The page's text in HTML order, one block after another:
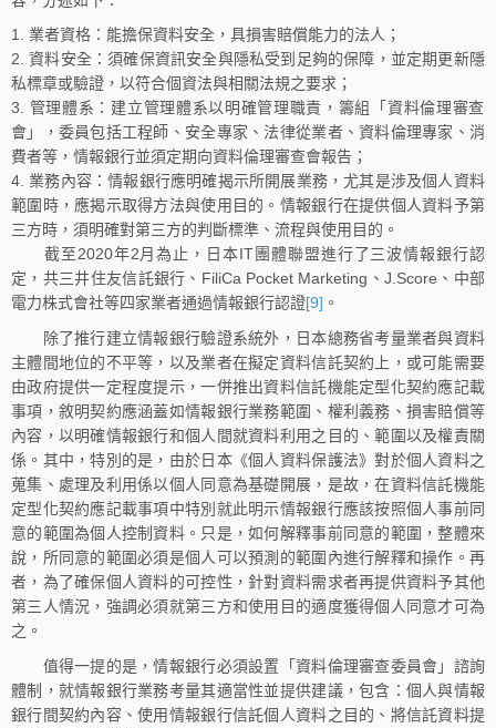
業者資格：能擔保資料安全，具損害賠償能力的法人；
資料安全：須確保資訊安全與隱私受到足夠的保障，並定期更新隱
私標章或驗證，以符合個資法與相關法規之要求；
管理體系：建立管理體系以明確管理職責，籌組「資料倫理審查
會」，委員包括工程師、安全專家、法律從業者、資料倫理專家、消
費者等，情報銀行並須定期向資料倫理審查會報告；
業務內容：情報銀行應明確揭示所開展業務，尤其是涉及個人資料
範圍時，應揭示取得方法與使用目的。情報銀行在提供個人資料予第
三方時，須明確對第三方的判斷標準、流程與使用目的。
截至2020年2月為止，日本IT團體聯盟進行了三波情報銀行認
定，共三井住友信託銀行、FiliCa Pocket Marketing、J.Score、中部
電力株式會社等四家業者通過情報銀行認證[9] 。
除了推行建立情報銀行驗證系統外，日本總務省考量業者與資料
主體間地位的不平等，以及業者在擬定資料信託契約上，或可能需要
由政府提供一定程度提示，一併推出資料信託機能定型化契約應記載
事項，敘明契約應涵蓋如情報銀行業務範圍、權利義務、損害賠償等
內容，以明確情報銀行和個人間就資料利用之目的、範圍以及權責關
係。其中，特別的是，由於日本《個人資料保護法》對於個人資料之
蒐集、處理及利用係以個人同意為基礎開展，是故，在資料信託機能
定型化契約應記載事項中特別就此明示情報銀行應該按照個人事前同
意的範圍為個人控制資料。只是，如何解釋事前同意的範圍，整體來
說，所同意的範圍必須是個人可以預測的範圍內進行解釋和操作。再
者，為了確保個人資料的可控性，針對資料需求者再提供資料予其他
第三人情況，強調必須就第三方和使用目的適度獲得個人同意才可為
之。
值得一提的是，情報銀行必須設置「資料倫理審查委員會」諮詢
體制，就情報銀行業務考量其適當性並提供建議，包含：個人與情報
銀行間契約內容、使用情報銀行信託個人資料之目的、將信託資料提